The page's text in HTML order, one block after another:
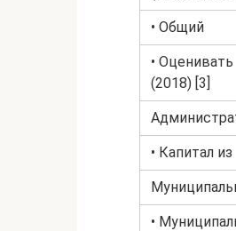
• Общий
• Оценивать
(2018) [3]
• Капитал из
•